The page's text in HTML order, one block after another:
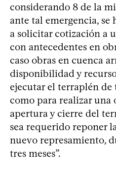
considerando 8 de la
ante tal emergencia,
a solicitar cotización a
con antecedentes en
caso obras en cuenca
disponibilidad y
ejecutar el terraplén
como para realizar una
apertura y cierre del
sea requerido reponer
nuevo represamiento,
tres meses”.